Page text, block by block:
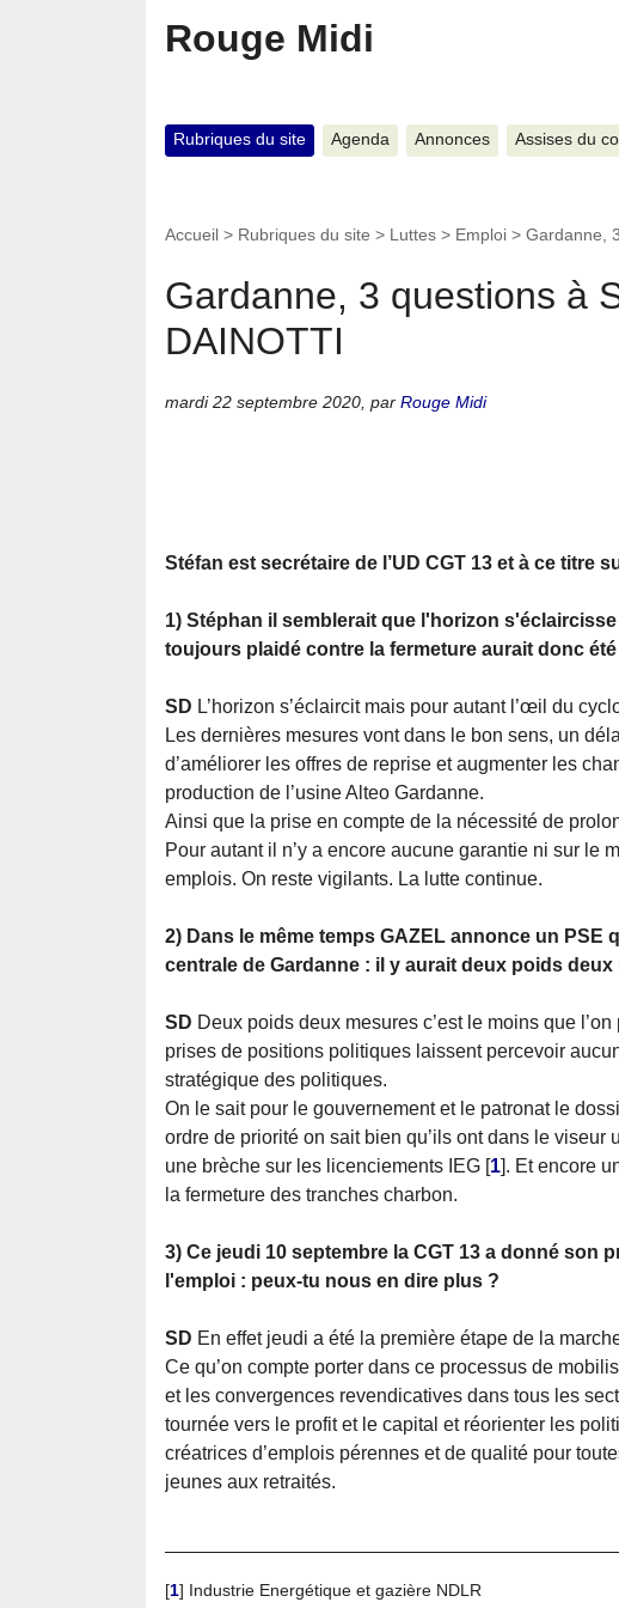
Rouge Midi
Rubriques du site Agenda Annonces Assises du
Accueil > Rubriques du site > Luttes > Emploi > Gardanne,
Gardanne, 3 questions à
DAINOTTI
mardi 22 septembre 2020 par Rouge Midi
Stéfan est secrétaire de l’UD CGT 13 et à ce titre
1) Stéphan il semblerait que l'horizon
toujours plaidé contre la fermeture aurait donc
SD L’horizon s’éclaircit mais pour autant l’œil du
Les dernières mesures vont dans le bon sens, un
d’améliorer les offres de reprise et augmenter les
production de l’usine Alteo Gardanne.
Ainsi que la prise en compte de la nécessité de
Pour autant il n’y a encore aucune garantie ni sur le
emplois. On reste vigilants. La lutte continue.
2) Dans le même temps GAZEL annonce un
centrale de Gardanne : il y aurait deux poids deux
SD Deux poids deux mesures c’est le moins que
prises de positions politiques laissent percevoir
stratégique des politiques.
On le sait pour le gouvernement et le patronat le
ordre de priorité on sait bien qu’ils ont dans le viseur
une brèche sur les licenciements IEG [1]. Et encore
la fermeture des tranches charbon.
3) Ce jeudi 10 septembre la CGT 13 a donné son
l'emploi : peux-tu nous en dire plus ?
SD En effet jeudi a été la première étape de la
Ce qu’on compte porter dans ce processus de
et les convergences revendicatives dans tous les
tournée vers le profit et le capital et réorienter les
créatrices d’emplois pérennes et de qualité pour
jeunes aux retraités.
[1] Industrie Energétique et gazière NDLR